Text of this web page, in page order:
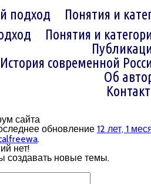
подход
Понятия и
Понятия и
История современной
Об
сайта
обновление 12 лет, 1
.
нет!
создавать новые темы.